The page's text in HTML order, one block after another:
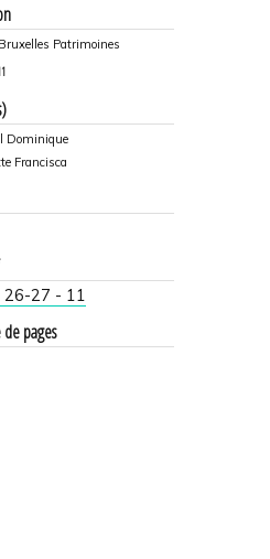
Patrimoines
Dominique
Francisca
26-27 - 11
pages